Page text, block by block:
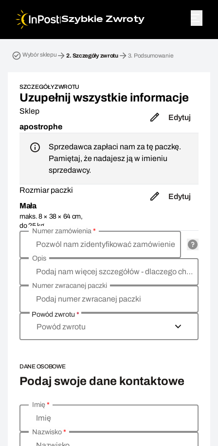
|Szybkie Zwroty
Wybór sklepu 2. Szczegóły zwrotu 3. Podsumowanie
SZCZEGÓŁY ZWROTU
Uzupełnij wszystkie informacje
Sklep
apostrophe
Edytuj
Sprzedawca zapłaci nam za tę paczkę.
Pamiętaj, że nadajesz ją w imieniu
sprzedawcy.
Rozmiar paczki
Mała
maks. 8 × 38 × 64 cm,
do 25 kg
Edytuj
Pozwól nam zidentyfikować zamówienie
Numer zamówienia*
Podaj nam więcej szczegółów - dlaczego chcesz zwrócić towar, co jest powodem?
Opis
Podaj numer zwracanej paczki
Numer zwracanej paczki
Powód zwrotu*
Powód zwrotu
DANE OSOBOWE
Podaj swoje dane kontaktowe
Wprowadź swoje dane osobowe
Imię
Imię*
Nazwisko*